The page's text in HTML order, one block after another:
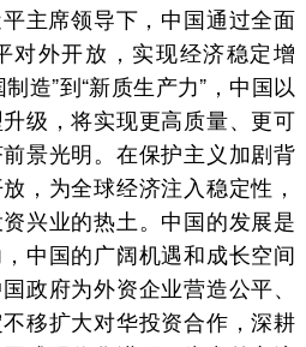
席领导下，中国通过全面
对外开放，实现经济稳定增
造”到“新质生产力”，中国以
级，将实现更高质量、更可
景光明。在保护主义加剧背
，为全球经济注入稳定性，
兴业的热土。中国的发展是
中国的广阔机遇和成长空间
政府为外资企业营造公平、
移扩大对华投资合作，深耕